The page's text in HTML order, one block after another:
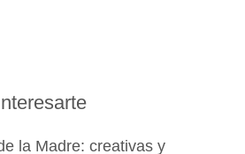
la Madre: creativas y